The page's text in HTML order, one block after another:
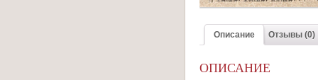
Описание Отзывы (0)
ОПИСАНИЕ